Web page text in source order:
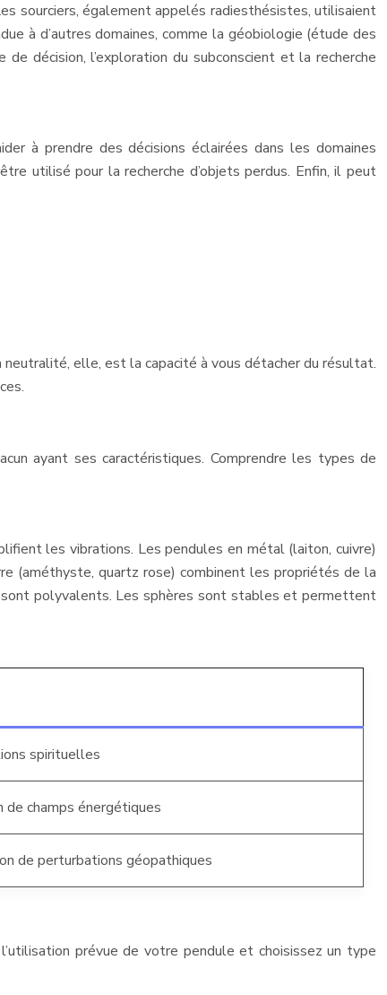
sourciers, également appelés radiesthésistes, utilisaient
à d’autres domaines, comme la géobiologie (étude des
décision, l’exploration du subconscient et la recherche
à prendre des décisions éclairées dans les domaines
utilisé pour la recherche d’objets perdus. Enfin, il peut
elle, est la capacité à vous détacher du résultat.
ayant ses caractéristiques. Comprendre les types de
les vibrations. Les pendules en métal (laiton, cuivre)
(améthyste, quartz rose) combinent les propriétés de la
polyvalents. Les sphères sont stables et permettent
spirituelles
de champs énergétiques
de perturbations géopathiques
prévue de votre pendule et choisissez un type